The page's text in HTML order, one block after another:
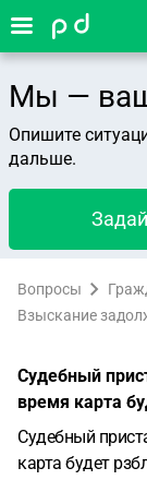
Мы — ваш
Опишите
дальше.
Вопросы
Взыскание
Судебный
время карта
Судебный
карта будет